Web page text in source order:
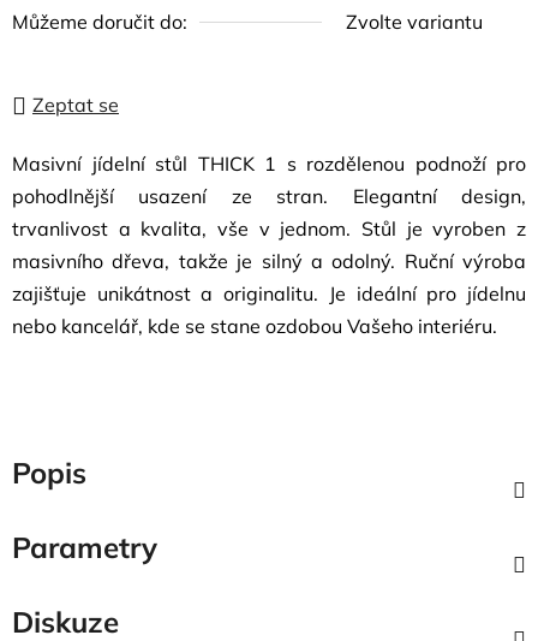
Masivní jídelní stůl THICK 1 s rozdělenou podnoží pro
pohodlnější usazení ze stran. Elegantní design,
trvanlivost a kvalita, vše v jednom. Stůl je vyroben z
masivního dřeva, takže je silný a odolný. Ruční výroba
zajišťuje unikátnost a originalitu. Je ideální pro jídelnu
nebo kancelář, kde se stane ozdobou Vašeho interiéru.
Můžeme doručit do:
Zvolte variantu
Zeptat se
Popis
Parametry
Diskuze